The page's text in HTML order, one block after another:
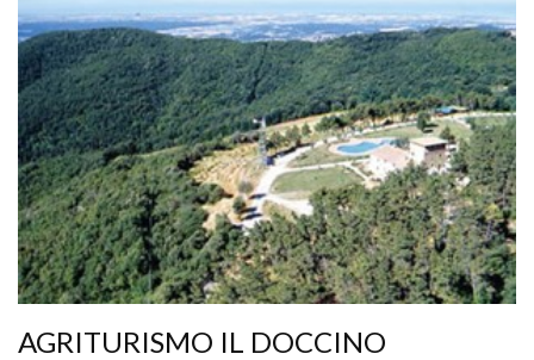
AGRITURISMO IL DOCCINO